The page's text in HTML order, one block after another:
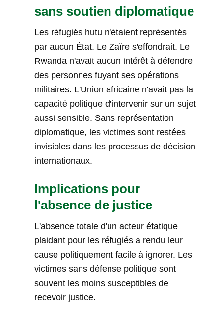
sans soutien diplomatique
Les réfugiés hutu n'étaient représentés
par aucun État. Le Zaïre s'effondrait. Le
Rwanda n'avait aucun intérêt à défendre
des personnes fuyant ses opérations
militaires. L'Union africaine n'avait pas la
capacité politique d'intervenir sur un sujet
aussi sensible. Sans représentation
diplomatique, les victimes sont restées
invisibles dans les processus de décision
internationaux.
Implications pour
l'absence de justice
L'absence totale d'un acteur étatique
plaidant pour les réfugiés a rendu leur
cause politiquement facile à ignorer. Les
victimes sans défense politique sont
souvent les moins susceptibles de
recevoir justice.